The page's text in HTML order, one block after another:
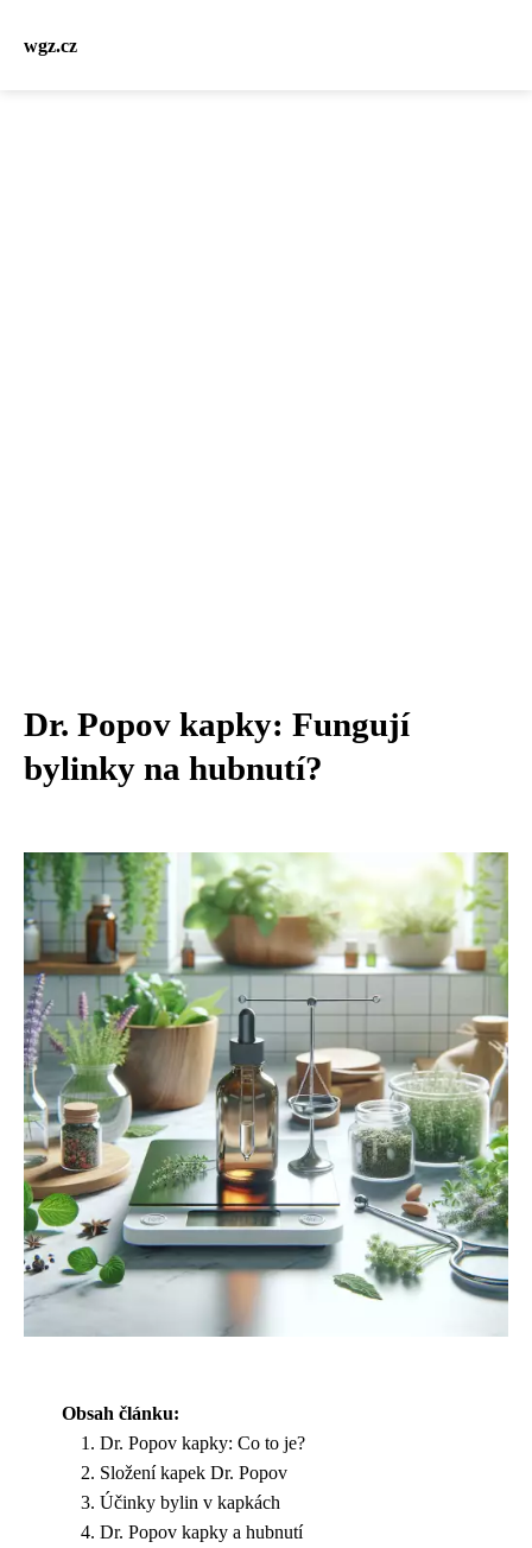
wgz.cz
Dr. Popov kapky: Fungují
bylinky na hubnutí?
Obsah článku:
Dr. Popov kapky: Co to je?
Složení kapek Dr. Popov
Účinky bylin v kapkách
Dr. Popov kapky a hubnutí